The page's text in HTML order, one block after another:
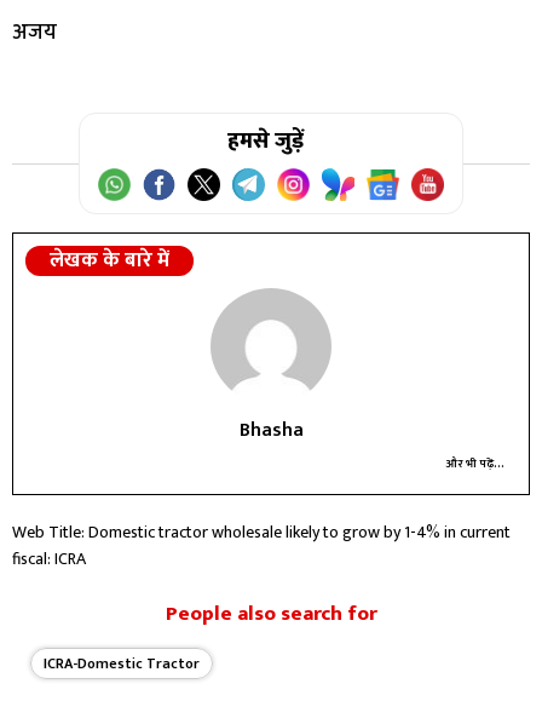
अजय
हमसे जुड़ें
लेखक के बारे में
Bhasha
और भी पढ़ें...
Web Title: Domestic tractor wholesale likely to grow by 1-4% in current
fiscal: ICRA
People also search for
ICRA-Domestic Tractor